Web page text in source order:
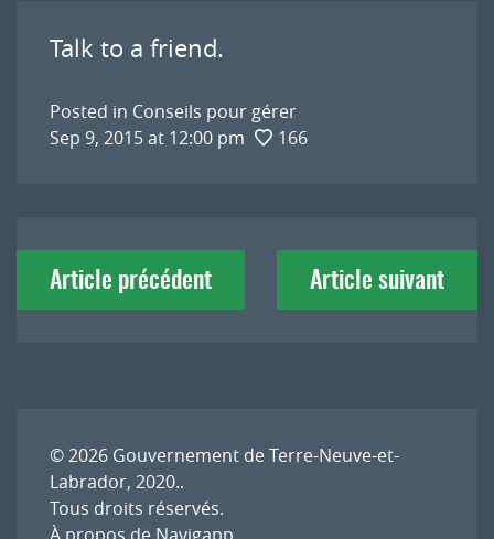
Talk to a friend.
Posted in Conseils pour gérer
Sep 9, 2015 at 12:00 pm
166
Navigation
deArticle précédent Article suivant
© 2026 Gouvernement de Terre-Neuve-et-
Labrador, 2020..
Tous droits réservés.